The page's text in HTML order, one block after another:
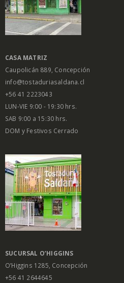
CASA MATRIZ
Caupolicán 889, Concepción
info@tostaduriasaldana.cl
+56 41 2223043
LUN-VIE 9:00 - 19:30 hrs.
SAB 9:00 a 15:30 hrs.
DOM y Festivos Cerrado
SUCURSAL O’HIGGINS
O’Higgins 1285, Concepción
+56 41 2644645